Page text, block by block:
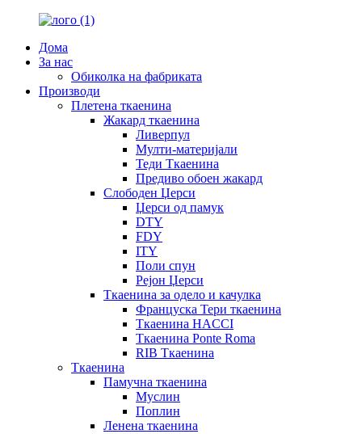
Дома
За нас
Обиколка на фабриката
Производи
Плетена ткаенина
Жакард ткаенина
Ливерпул
Мулти-материјали
Теди Ткаенина
Предиво обоен жакард
Слободен Џерси
Џерси од памук
DTY
FDY
ITY
Поли спун
Рејон Џерси
Ткаенина за одело и качулка
Француска Тери ткаенина
Ткаенина HACCI
Ткаенина Ponte Roma
RIB Ткаенина
Ткаенина
Памучна ткаенина
Муслин
Поплин
Ленена ткаенина